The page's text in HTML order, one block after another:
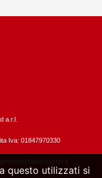
a.r.l.
Iva: 01847970330
questo utilizzati si